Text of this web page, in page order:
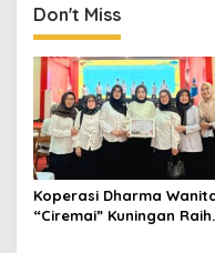
Tingkatkan Nilai Tambah
Petani
Don't Miss
Koperasi Dharma
“Ciremai” Kuningan Raih